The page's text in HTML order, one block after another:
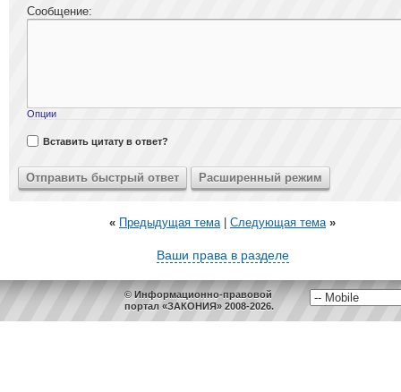
Сообщение:
Опции
Вставить цитату в ответ?
« Предыдущая тема| Следующая тема »
Ваши права в разделе
© Информационно-правовой
портал «ЗАКОНИЯ» 2008-2026.